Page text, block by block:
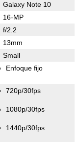
Galaxy Note 10
16-MP
f/2.2
13mm
Small
Enfoque fijo
720p/30fps
1080p/30fps
1440p/30fps